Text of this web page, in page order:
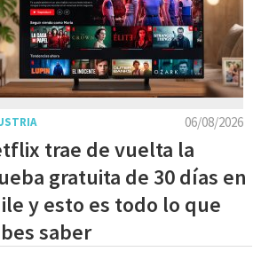
06/08/2026
trae de vuelta la
gratuita de 30 días en
y esto es todo lo que
saber